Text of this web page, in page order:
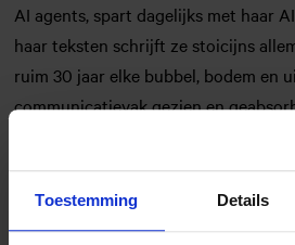
Toestemming Details
AI agents, spart dagelijks met haar
haar teksten schrijft ze stoicijns
ruim 30 jaar elke bubbel, bodem en
communicatievak gezien en
volwassen geworden bij ilse media
klanten als VT Wonen, Fiat
Magazine, Frankwatching en het